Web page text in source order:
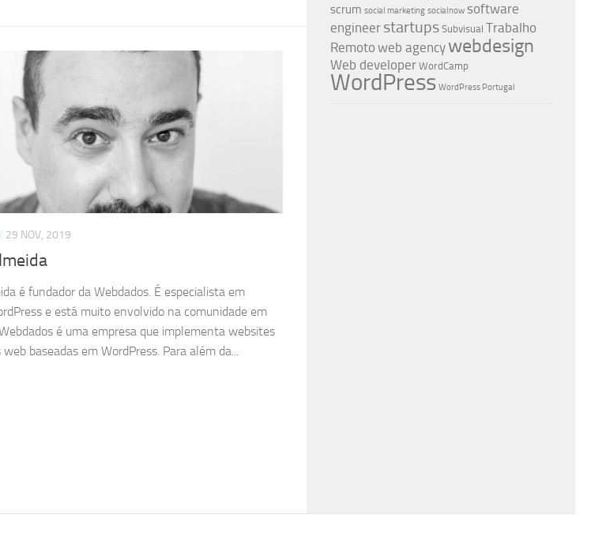
29 NOV, 2019
é fundador da Webdados. É especialista em
e está muito envolvido na comunidade em
é uma empresa que implementa websites
web baseadas em WordPress. Para além da...
scrum social marketing socialnow software
engineer startups Subvisual Trabalho
Remoto web agency webdesign
Web developer WordCamp
WordPress WordPress Portugal